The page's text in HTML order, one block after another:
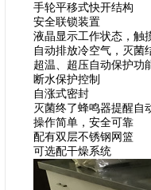
手轮平移式快开结构
安全联锁装置
液晶显示工作状态，触
自动排放冷空气，灭菌
超温、超压自动保护功
断水保护控制
自涨式密封
灭菌终了蜂鸣器提醒自
操作简单，安全可靠
配有双层不锈钢网篮
可选配干燥系统